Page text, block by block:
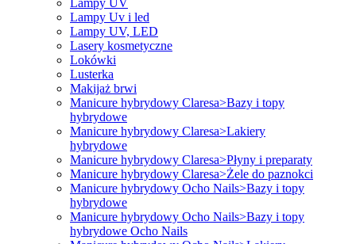
Lampy Uv i led
Lampy UV, LED
Lasery kosmetyczne
Lokówki
Lusterka
Makijaż brwi
Manicure hybrydowy Claresa>Bazy i topy
hybrydowe
Manicure hybrydowy Claresa>Lakiery
hybrydowe
Manicure hybrydowy Claresa>Płyny i preparaty
Manicure hybrydowy Claresa>Żele do paznokci
Manicure hybrydowy Ocho Nails>Bazy i topy
hybrydowe
Manicure hybrydowy Ocho Nails>Bazy i topy
hybrydowe Ocho Nails